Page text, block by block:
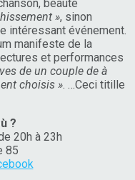
beauté
», sinon
intéressant événement.
manifeste de la
et performances
de un couple de à
choisis ». …Ceci titille
?
20h à 23h
85